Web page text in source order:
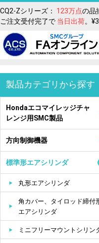
CQ2-Zシリーズ： 123万点の品
ご注文受付完了で 当日出荷。
製品カテゴリから探す
Hondaエコマイレッジチャ
レンジ用SMC製品
方向制御機器
標準形エアシリンダ
丸形エアシリンダ
角カバー、タイロッド締付
エアシリンダ
ミニフリーマウントシリン